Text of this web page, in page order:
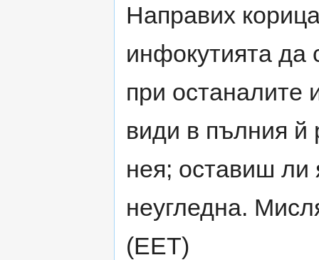
Направих
инфокутията да
при останалите
види в пълния й
нея; оставиш ли
неугледна.
(EET)